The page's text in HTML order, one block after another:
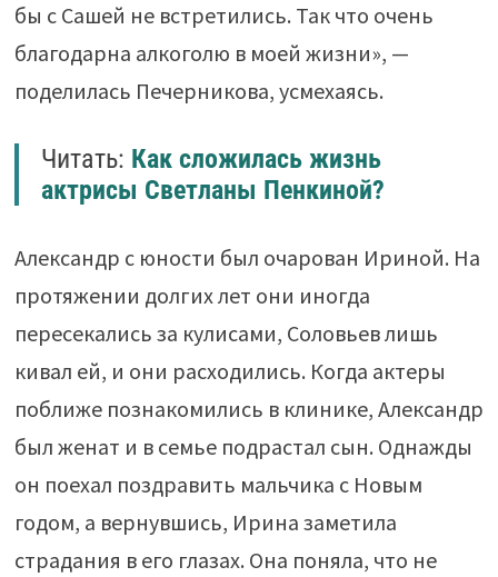
бы с Сашей не встретились. Так что очень
благодарна алкоголю в моей жизни», —
поделилась Печерникова, усмехаясь.
Читать: Как сложилась жизнь
актрисы Светланы Пенкиной?
Александр с юности был очарован Ириной. На
протяжении долгих лет они иногда
пересекались за кулисами, Соловьев лишь
кивал ей, и они расходились. Когда актеры
поближе познакомились в клинике, Александр
был женат и в семье подрастал сын. Однажды
он поехал поздравить мальчика с Новым
годом, а вернувшись, Ирина заметила
страдания в его глазах. Она поняла, что не